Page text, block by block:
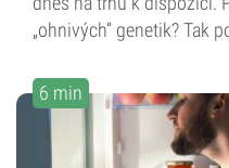
„ohnivých“ genetik? Tak
6 min